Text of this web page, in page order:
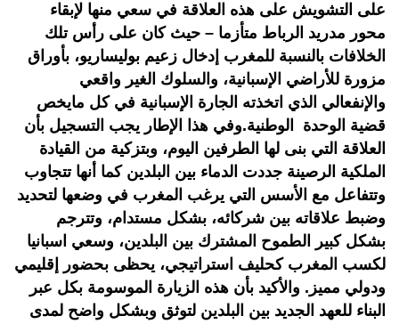
على التشويش على هذه العلاقة في سعي منها لإبقاء
محور مدريد الرباط متأزما – حيث كان على رأس تلك
الخلافات بالنسبة للمغرب إدخال زعيم بوليساريو، بأوراق
مزورة للأراضي الإسبانية، والسلوك الغير واقعي
والإنفعالي الذي اتخذته الجارة الإسبانية في كل مايخص
قضية الوحدة الوطنية.وفي هذا الإطار يجب التسجيل بأن
العلاقة التي بنى لها الطرفين اليوم، وبتزكية من القيادة
الملكية الرصينة جددت الدماء بين البلدين كما أنها تتجاوب
وتتفاعل مع الأسس التي يرغب المغرب في وضعها لتحديد
وضبط علاقاته بين شركائه، بشكل مستدام، وتترجم
بشكل كبير الطموح المشترك بين البلدين، وسعي اسبانيا
لكسب المغرب كحليف استراتيجي، يحظى بحضور إقليمي
ودولي مميز. والأكيد بأن هذه الزيارة الموسومة بكل عبر
البناء للعهد الجديد بين البلدين لتوثق وبشكل واضح لمدى